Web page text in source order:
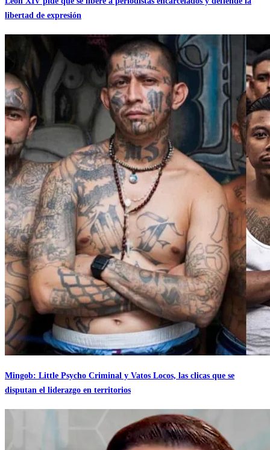
libertad de expresión
Mingob: Little Psycho Criminal y Vatos Locos, las clicas que se
disputan el liderazgo en territorios